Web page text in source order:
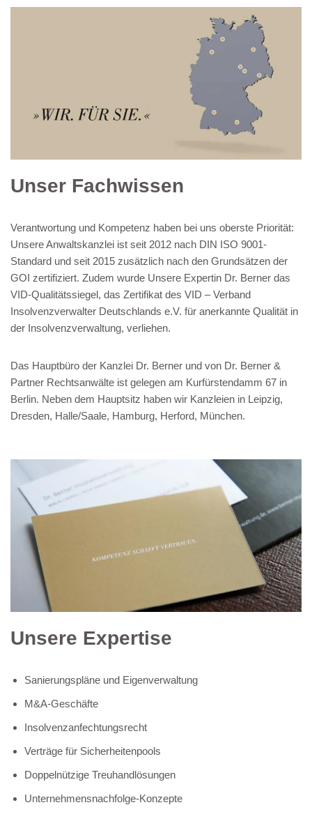
Unser Fachwissen
Verantwortung und Kompetenz haben bei uns oberste Priorität:
Unsere Anwaltskanzlei ist seit 2012 nach DIN ISO 9001-
Standard und seit 2015 zusätzlich nach den Grundsätzen der
GOI zertifiziert. Zudem wurde Unsere Expertin Dr. Berner das
VID-Qualitätssiegel, das Zertifikat des VID – Verband
Insolvenzverwalter Deutschlands e.V. für anerkannte Qualität in
der Insolvenzverwaltung, verliehen.
Das Hauptbüro der Kanzlei Dr. Berner und von Dr. Berner &
Partner Rechtsanwälte ist gelegen am Kurfürstendamm 67 in
Berlin. Neben dem Hauptsitz haben wir Kanzleien in Leipzig,
Dresden, Halle/Saale, Hamburg, Herford, München.
Unsere Expertise
Sanierungspläne und Eigenverwaltung
M&A-Geschäfte
Insolvenzanfechtungsrecht
Verträge für Sicherheitenpools
Doppelnützige Treuhandlösungen
Unternehmensnachfolge-Konzepte